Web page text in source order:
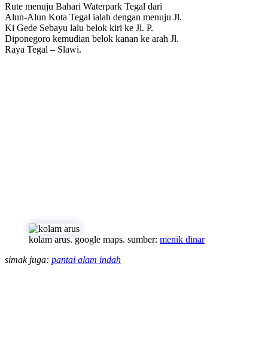
Rute menuju Bahari Waterpark Tegal dari
Alun-Alun Kota Tegal ialah dengan menuju Jl.
Ki Gede Sebayu lalu belok kiri ke Jl. P.
Diponegoro kemudian belok kanan ke arah Jl.
Raya Tegal – Slawi.
kolam arus. google maps. sumber: menik dinar
simak juga: pantai alam indah